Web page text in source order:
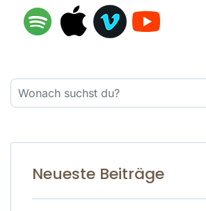
Suchen
Neueste Beiträge